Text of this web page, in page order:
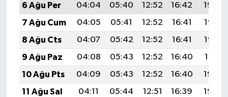
6 Ağu Per
04:04 05:40 12:52 16:42
19:54
7 Ağu Cum
04:05 05:41 12:52 16:41
19:53
8 Ağu Cts
04:07 05:42 12:52 16:41
19:52
9 Ağu Paz
04:08 05:43 12:52 16:40
19:51
10 Ağu Pts
04:09 05:43 12:52 16:40
19:50
11 Ağu Sal
04:11 05:44 12:51 16:39
19:49